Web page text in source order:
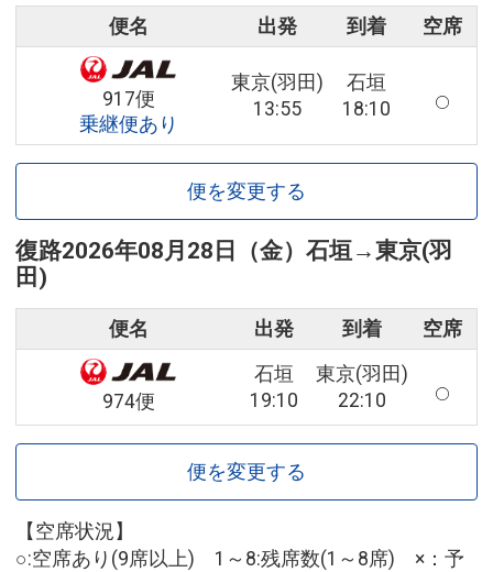
便名 出発 到着 空席
917便
乗継便あり
東京(羽田)
13:55
石垣
18:10
便を変更する
復路2026年08月28日（金） 石垣→東京(羽
田)
便名 出発 到着 空席
974便
石垣
19:10
東京(羽田)
22:10
便を変更する
【空席状況】
○:空席あり(9席以上) 1～8:残席数(1～8席) ×：予